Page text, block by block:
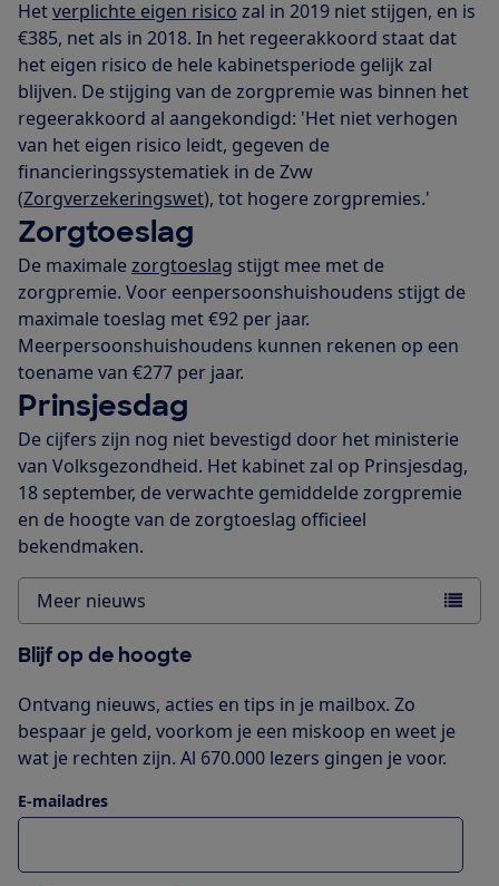
Hetverplichte eigen risico zal in 2019 niet stijgen, en is
€385, net als in 2018. In het regeerakkoord staat dat
het eigen risico de hele kabinetsperiode gelijk zal
blijven. De stijging van de zorgpremie was binnen het
regeerakkoord al aangekondigd: 'Het niet verhogen
van het eigen risico leidt, gegeven de
financieringssystematiek in de Zvw
(Zorgverzekeringswet), tot hogere zorgpremies.'
Zorgtoeslag
De maximalezorgtoeslag stijgt mee met de
zorgpremie. Voor eenpersoonshuishoudens stijgt de
maximale toeslag met €92 per jaar.
Meerpersoonshuishoudens kunnen rekenen op een
toename van €277 per jaar.
Prinsjesdag
De cijfers zijn nog niet bevestigd door het ministerie
van Volksgezondheid. Het kabinet zal op Prinsjesdag,
18 september, de verwachte gemiddelde zorgpremie
en de hoogte van de zorgtoeslag officieel
bekendmaken.
Meer nieuws
Blijf op de hoogte
Ontvang nieuws, acties en tips in je mailbox. Zo
bespaar je geld, voorkom je een miskoop en weet je
wat je rechten zijn. Al 670.000 lezers gingen je voor.
E-mailadres